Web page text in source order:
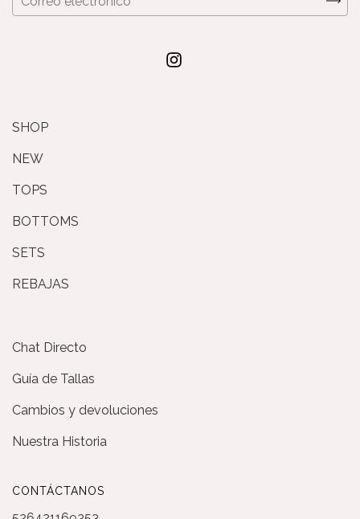
SHOP
NEW
TOPS
BOTTOMS
SETS
REBAJAS
Chat Directo
Guía de Tallas
Cambios y devoluciones
Nuestra Historia
CONTÁCTANOS